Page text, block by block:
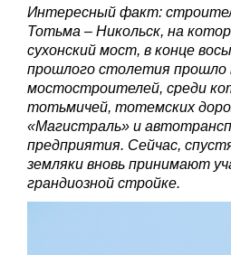
Интересный факт:
Тотьма – Никольск, на
сухонский мост, в конце
прошлого столетия прошло
мостостроителей, среди
тотьмичей, тотемских
«Магистраль» и
предприятия. Сейчас,
земляки вновь принимают
грандиозной стройке.